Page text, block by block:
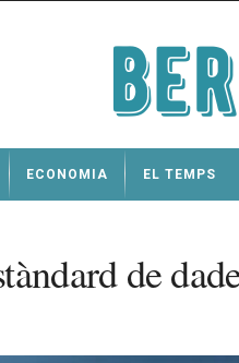
ECONOMIA EL TEMPS
de